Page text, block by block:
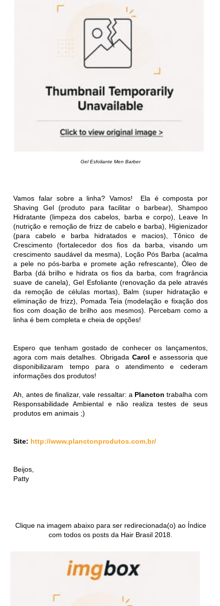
Gel Esfoliante Men Barber
Vamos falar sobre a linha? Vamos! Ela é composta por
Shaving Gel (produto para facilitar o barbear), Shampoo
Hidratante (limpeza dos cabelos, barba e corpo), Leave In
(nutrição e remoção de frizz de cabelo e barba), Higienizador
(para cabelo e barba hidratados e macios), Tônico de
Crescimento (fortalecedor dos fios da barba, visando um
crescimento saudável da mesma), Loção Pós Barba (acalma
a pele no pós-barba e promete ação refrescante), Óleo de
Barba (dá brilho e hidrata os fios da barba, com fragrância
suave de canela), Gel Esfoliante (renovação da pele através
da remoção de células mortas), Balm (super hidratação e
eliminação de frizz), Pomada Teia (modelação e fixação dos
fios com doação de brilho aos mesmos). Percebam como a
linha é bem completa e cheia de opções!
Espero que tenham gostado de conhecer os lançamentos,
agora com mais detalhes. Obrigada Carol e assessoria que
disponibilizaram tempo para o atendimento e cederam
informações dos produtos!
Ah, antes de finalizar, vale ressaltar: a Plancton trabalha com
Responsabilidade Ambiental e não realiza testes de seus
produtos em animais ;)
Site: http://www.planctonprodutos.com.br/
Beijos,
Patty
Clique na imagem abaixo para ser redirecionada(o) ao Índice
com todos os posts da Hair Brasil 2018.